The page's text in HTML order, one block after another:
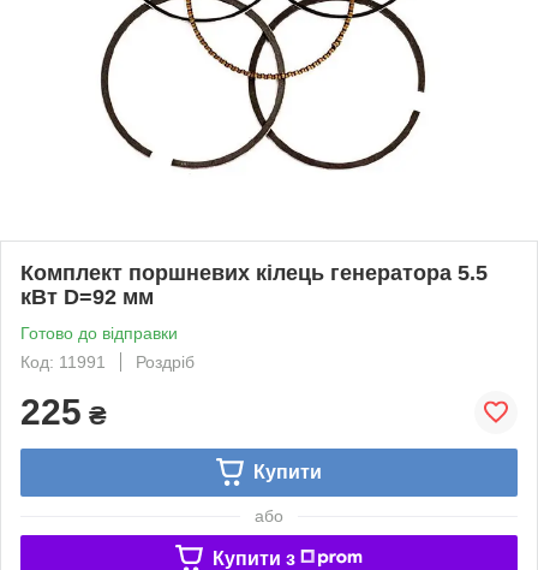
Комплект поршневих кілець генератора 5.5
кВт D=92 мм
Готово до відправки
Код: 11991
Роздріб
225 ₴
Купити
або
Купити з